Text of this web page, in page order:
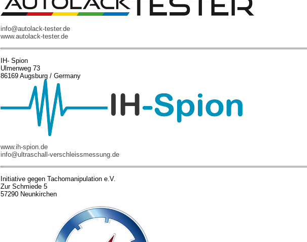
info@autolack-tester.de
www.autolack-tester.de
IH- Spion
Ulmenweg 73
86169 Augsburg / Germany
www.ih-spion.de
info@ultraschall-verschleissmessung.de
Initiative gegen Tachomanipulation e.V.
Zur Schmiede 5
57290 Neunkirchen